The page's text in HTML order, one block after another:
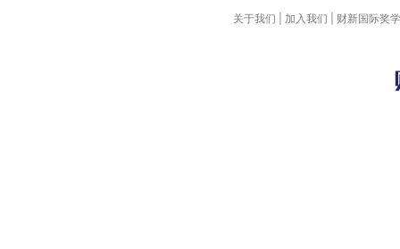
关于我们 加入我们 财新国际奖